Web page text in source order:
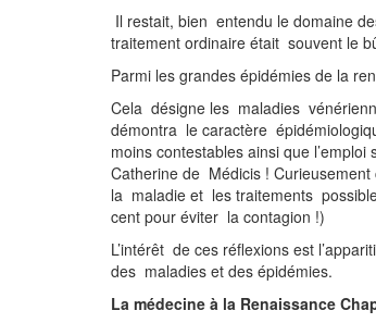
Il restait, bien entendu le domaine
traitement ordinaire était souvent
Parmi les grandes épidémies de la
Cela désigne les maladies
démontra le caractère
moins contestables ainsi que
Catherine de Médicis !
la maladie et les traitements
cent pour éviter la contagion !)
L’intérêt de ces réflexions est
des maladies et des épidémies.
La médecine à la Renaissance